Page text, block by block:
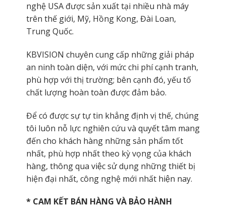
nghệ USA được sản xuất tại nhiều nhà máy
trên thế giới, Mỹ, Hồng Kong, Đài Loan,
Trung Quốc.
KBVISION chuyên cung cấp những giải pháp
an ninh toàn diện, với mức chi phí cạnh tranh,
phù hợp với thị trường; bên cạnh đó, yếu tố
chất lượng hoàn toàn được đảm bảo.
Để có được sự tự tin khẳng định vị thế, chúng
tôi luôn nỗ lực nghiên cứu và quyết tâm mang
đến cho khách hàng những sản phẩm tốt
nhất, phù hợp nhất theo kỳ vọng của khách
hàng, thông qua việc sử dụng những thiết bị
hiện đại nhất, công nghệ mới nhất hiện nay.
* CAM KẾT BÁN HÀNG VÀ BẢO HÀNH